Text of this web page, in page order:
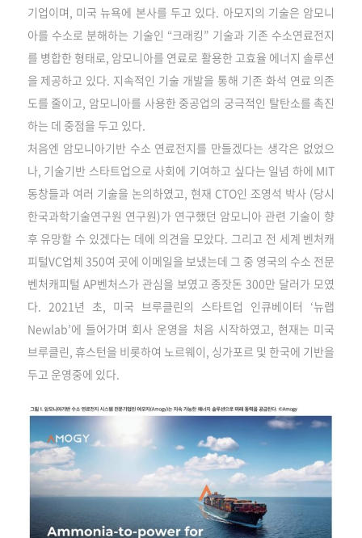
기업이며, 미국 뉴욕에 본사를 두고 있다. 아모지의 기술은 암모니
아를 수소로 분해하는 기술인 “크래킹” 기술과 기존 수소연료전지
를 병합한 형태로, 암모니아를 연료로 활용한 고효율 에너지 솔루션
을 제공하고 있다. 지속적인 기술 개발을 통해 기존 화석 연료 의존
도를 줄이고, 암모니아를 사용한 중공업의 궁극적인 탈탄소를 촉진
하는 데 중점을 두고 있다.
처음엔 암모니아기반 수소 연료전지를 만들겠다는 생각은 없었으
나, 기술기반 스타트업으로 사회에 기여하고 싶다는 일념 하에 MIT
동창들과 여러 기술을 논의하였고, 현재 CTO인 조영석 박사 (당시
한국과학기술연구원 연구원)가 연구했던 암모니아 관련 기술이 향
후 유망할 수 있겠다는 데에 의견을 모았다. 그리고 전 세계 벤처캐
피털VC업체 350여 곳에 이메일을 보냈는데 그 중 영국의 수소 전문
벤처캐피털 AP벤처스가 관심을 보였고 종잣돈 300만 달러가 모였
다. 2021년 초, 미국 브루클린의 스타트업 인큐베이터 ‘뉴랩
Newlab’에 들어가며 회사 운영을 처음 시작하였고, 현재는 미국
브루클린, 휴스턴을 비롯하여 노르웨이, 싱가포르 및 한국에 기반을
두고 운영중에 있다.